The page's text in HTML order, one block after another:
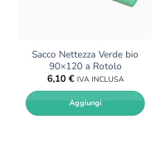
Sacco Nettezza Verde bio
90×120 a Rotolo
6,10 € IVA INCLUSA
Aggiungi